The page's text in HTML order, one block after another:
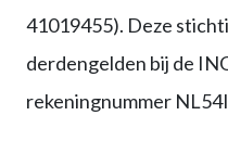
41019455). Deze
derdengelden bij de
rekeningnummer